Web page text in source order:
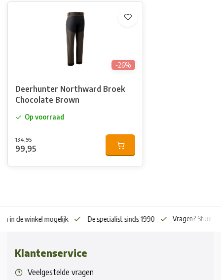
-26%
Deerhunter Northward Broek
Chocolate Brown
Op voorraad
134,95
99,95
in de winkel mogelijk De specialist sinds 1990 Vragen? Stuur
Klantenservice
Veelgestelde vragen